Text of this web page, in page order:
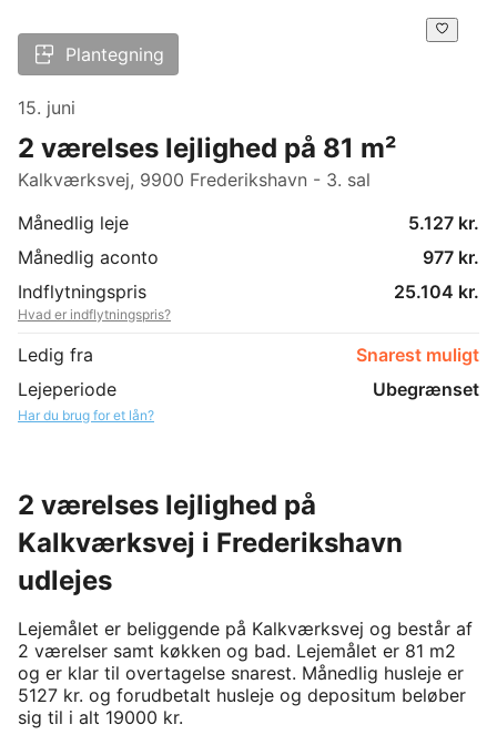
Plantegning
15. juni
2 værelses lejlighed på 81 m²
Kalkværksvej, 9900 Frederikshavn - 3. sal
Månedlig leje
5.127 kr.
Månedlig aconto
977 kr.
Indflytningspris
25.104 kr.
Hvad er indflytningspris?
Ledig fra
Snarest muligt
Lejeperiode
Ubegrænset
Har du brug for et lån?
2 værelses lejlighed på
Kalkværksvej i Frederikshavn
udlejes
Lejemålet er beliggende på Kalkværksvej og består af
2 værelser samt køkken og bad. Lejemålet er 81 m2
og er klar til overtagelse snarest. Månedlig husleje er
5127 kr. og forudbetalt husleje og depositum beløber
sig til i alt 19000 kr.